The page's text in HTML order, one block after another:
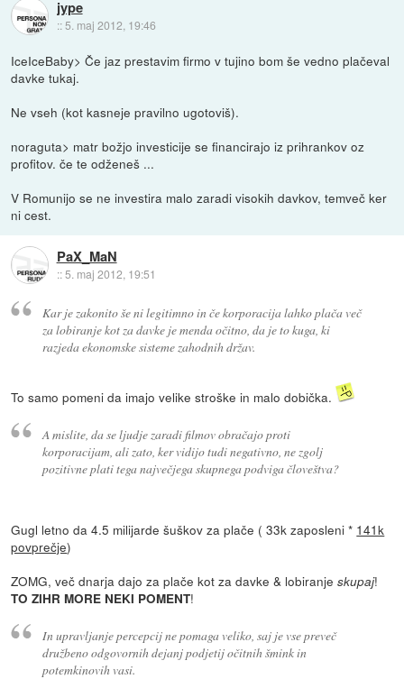
jype
:: 5. maj 2012, 19:46
IceIceBaby> Če jaz prestavim firmo v tujino bom še vedno plačeval
davke tukaj.
Ne vseh (kot kasneje pravilno ugotoviš).
noraguta> matr božjo investicije se financirajo iz prihrankov oz
profitov. če te odženeš ...
V Romunijo se ne investira malo zaradi visokih davkov, temveč ker
ni cest.
PaX_MaN
::5. maj 2012, 19:51
Kar je zakonito še ni legitimno in če korporacija lahko plača več
za lobiranje kot za davke je menda očitno, da je to kuga, ki
razjeda ekonomske sisteme zahodnih držav.
To samo pomeni da imajo velike stroške in malo dobička.
A mislite, da se ljudje zaradi filmov obračajo proti
korporacijam, ali zato, ker vidijo tudi negativno, ne zgolj
pozitivne plati tega največjega skupnega podviga človeštva?
Gugl letno da 4.5 milijarde šuškov za plače ( 33k zaposleni * 141k
povprečje)
ZOMG, več dnarja dajo za plače kot za davke & lobiranjeskupaj!
TO ZIHR MORE NEKI POMENT!
In upravljanje percepcij ne pomaga veliko, saj je vse preveč
družbeno odgovornih dejanj podjetij očitnih šmink in
potemkinovih vasi.